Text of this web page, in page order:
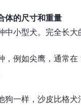
体的尺寸和重量
中小型犬。完全长
，例如尖鹰，通常
狗一样，沙皮比格犬